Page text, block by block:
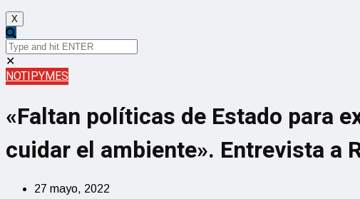
X
✕
NOTIPYMES
«Faltan políticas de Estado para
cuidar el ambiente». Entrevista a
27 mayo, 2022